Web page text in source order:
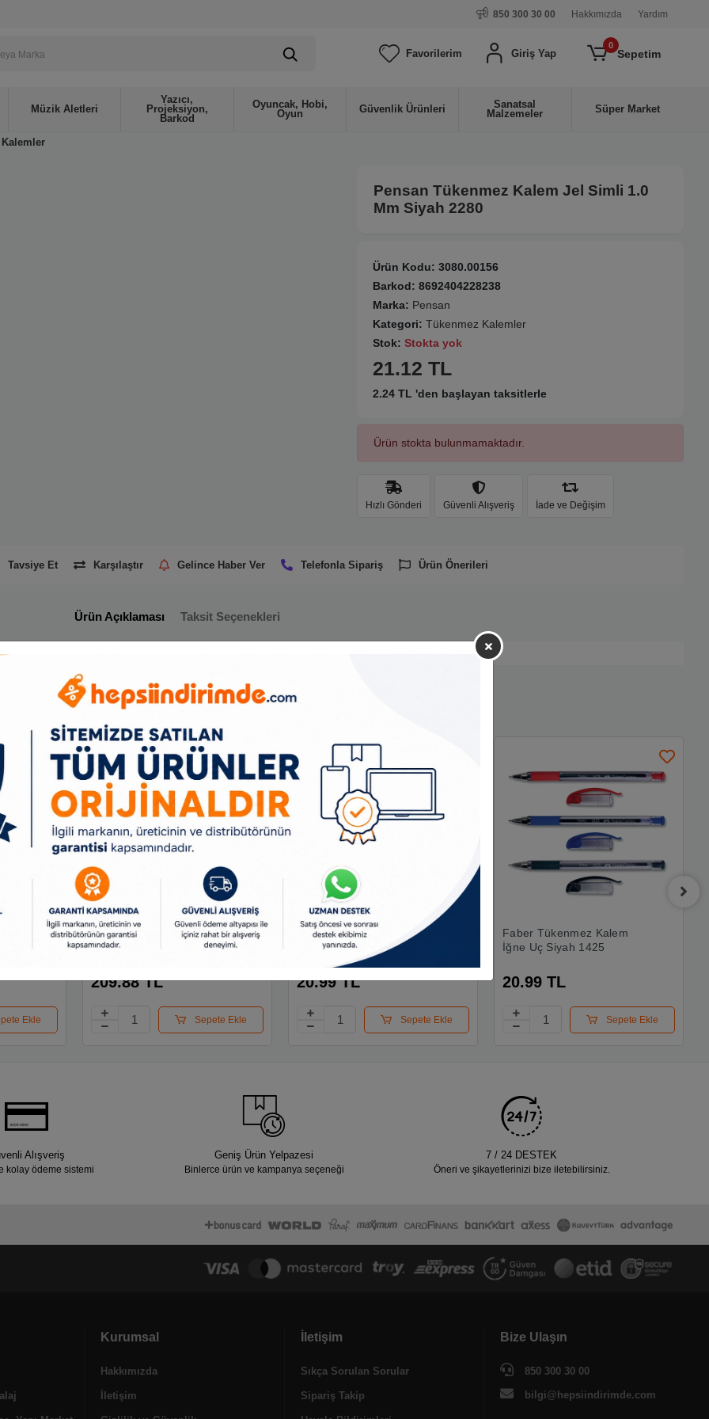
850 300 30 00 Hakkımızda Yardım
Favorilerim Giriş Yap
0
Sepetim
Müzik Aletleri
Yazıcı,
Projeksiyon,
Barkod
Oyuncak, Hobi,
Oyun
Güvenlik Ürünleri
Sanatsal
Malzemeler
Süper Market
Pensan Tükenmez Kalem Jel Simli 1.0
Mm Siyah 2280
Ürün Kodu: 3080.00156
Barkod: 8692404228238
Marka: Pensan
Kategori: Tükenmez Kalemler
Stok: Stokta yok
21.12 TL
2.24 TL 'den başlayan taksitlerle
Ürün stokta bulunmamaktadır.
Hızlı Gönderi Güvenli Alışveriş İade ve Değişim
Tavsiye Et Karşılaştır Gelince Haber Ver Telefonla Sipariş Ürün Önerileri
Ürün Açıklaması Taksit Seçenekleri
Benzer Ürünler
Ekle
Faber Tükenmez Kalem 10
Lu Poşet 1425 142557
209.88 TL
Sepete Ekle
Faber Tükenmez Kalem
İğne Uç 50 Li Kırmızı 1425
20.99 TL
Sepete Ekle
Faber Tükenmez Kalem
İğne Uç Siyah 1425
20.99 TL
Sepete Ekle
Alışveriş
kolay ödeme sistemi
Geniş Ürün Yelpazesi
Binlerce ürün ve kampanya seçeneği
7 / 24 DESTEK
Öneri ve şikayetlerinizi bize iletebilirsiniz.
Kurumsal
Hakkımızda
İletişim
İletişim
Sıkça Sorulan Sorular
Sipariş Takip
Bize Ulaşın
850 300 30 00
bilgi@hepsiindirimde.com